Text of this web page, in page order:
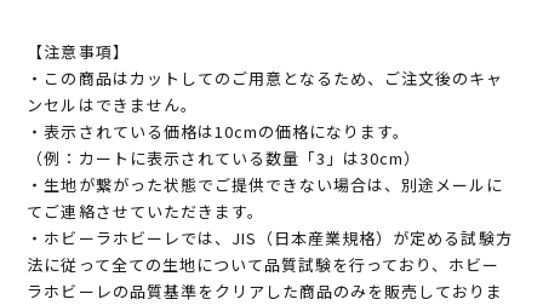
【注意事項】
・この商品はカットしてのご用意となるため、ご注文後のキャ
ンセルはできません。
・表示されている価格は10cmの価格になります。
（例：カートに表示されている数量「3」は30cm）
・生地が繋がった状態でご提供できない場合は、別途メールに
てご連絡させていただきます。
・ホビーラホビーレでは、JIS（日本産業規格）が定める試験方
法に従って全ての生地について品質試験を行っており、ホビー
ラホビーレの品質基準をクリアした商品のみを販売しておりま